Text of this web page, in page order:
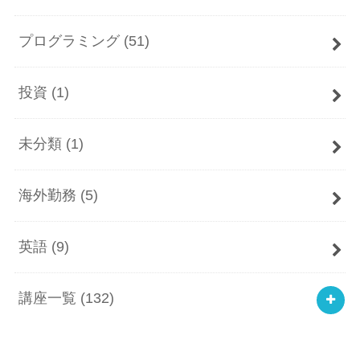
プログラミング (51)
投資 (1)
未分類 (1)
海外勤務 (5)
英語 (9)
講座一覧 (132)